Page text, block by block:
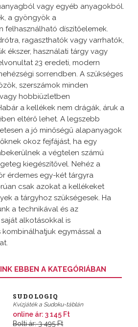
vagy egyéb anyagokból.
a gyöngyök a
felhasználható díszítőelemek.
ragaszthatók vagy varrhatók,
ékszer, használati tárgy vagy
23 eredeti, modern
sorrendben. A szükséges
szerszámok minden
hobbiüzletben
a kellékek nem drágák, áruk a
eltérő lehet. A legszebb
a jó minőségű alapanyagok
okoz fejfájást, ha egy
a végtelen számú
kiegészítővel. Nehéz a
érdemes egy-két tárgyra
csak azokat a kellékeket
a tárgyhoz szükségesek. Ha
a technikával és az
alkotásokkal is
kombinálhatjuk egymással a
EBBEN A KATEGÓRIÁBAN
SUDOLOGIQ
Kvízjáték a Sudoku-táblán
online ár: 3 145 Ft
Bolti ár: 3 495 Ft